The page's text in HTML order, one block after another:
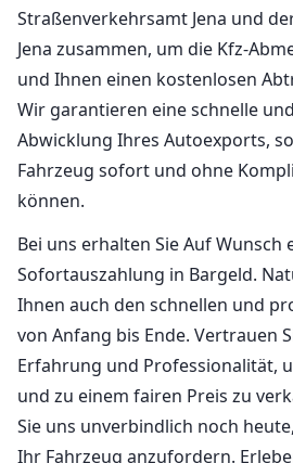
Straßenverkehrsamt Jena und
Jena zusammen, um die Kfz-
und Ihnen einen kostenlosen
Wir garantieren eine schnelle
Abwicklung Ihres Autoexports,
Fahrzeug sofort und ohne
können.
Bei uns erhalten Sie Auf Wunsch
Sofortauszahlung in Bargeld.
Ihnen auch den schnellen und
von Anfang bis Ende. Vertrauen
Erfahrung und Professionalität,
und zu einem fairen Preis zu
Sie uns unverbindlich noch
Ihr Fahrzeug anzufordern.